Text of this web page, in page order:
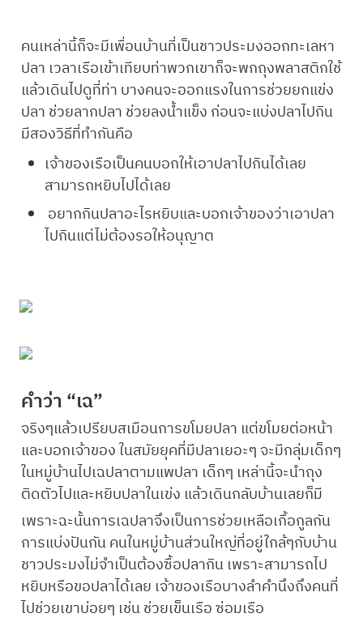
คนเหล่านี้ก็จะมีเพื่อนบ้านที่เป็นชาวประมงออกทะเลหา
ปลา เวลาเรือเข้าเทียบท่าพวกเขาก็จะพกถุงพลาสติกใช้
แล้วเดินไปดูที่ท่า บางคนจะออกแรงในการช่วยยกแข่ง
ปลา ช่วยลากปลา ช่วยลงน้ำแข็ง ก่อนจะแบ่งปลาไปกิน
มีสองวิธีที่ทำกันคือ
เจ้าของเรือเป็นคนบอกให้เอาปลาไปกินได้เลย
สามารถหยิบไปได้เลย
ไปกินแต่ไม่ต้องรอให้อนุญาต
คำว่า “เฉ”
จริงๆแล้วเปรียบสเมือนการขโมยปลา แต่ขโมยต่อหน้า
และบอกเจ้าของ ในสมัยยุคที่มีปลาเยอะๆ จะมีกลุ่มเด็กๆ
ในหมู่บ้านไปเฉปลาตามแพปลา เด็กๆ เหล่านี้จะนำถุง
ติดตัวไปและหยิบปลาในเข่ง แล้วเดินกลับบ้านเลยก็มี
เพราะฉะนั้นการเฉปลาจึงเป็นการช่วยเหลือเกื้อกูลกัน
การแบ่งปันกัน คนในหมู่บ้านส่วนใหญ่ที่อยู่ใกล้ๆกับบ้าน
ชาวประมงไม่จำเป็นต้องซื้อปลากิน เพราะสามารถไป
หยิบหรือขอปลาได้เลย เจ้าของเรือบางลำคำนึงถึงคนที่
ไปช่วยเขาบ่อยๆ เช่น ช่วยเข็นเรือ ซ่อมเรือ